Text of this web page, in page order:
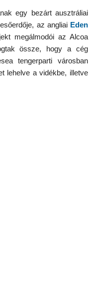
egy bezárt ausztráliai
az angliaiEden
megálmodói az Alcoa
össze, hogy a cég
tengerparti városban
lehelve a vidékbe, illetve